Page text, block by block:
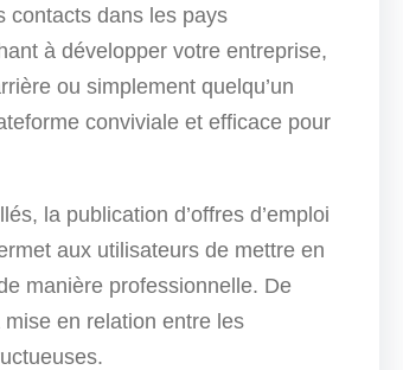
contacts dans les pays
à développer votre entreprise,
ou simplement quelqu’un
conviviale et efficace pour
la publication d’offres d’emploi
aux utilisateurs de mettre en
manière professionnelle. De
en relation entre les